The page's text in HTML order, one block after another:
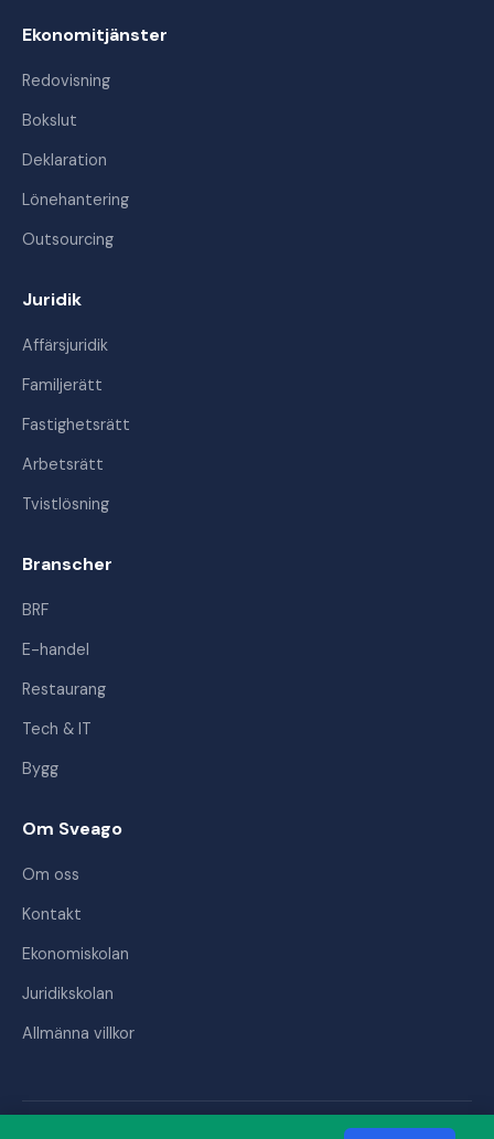
Ekonomitjänster
Redovisning
Bokslut
Deklaration
Lönehantering
Outsourcing
Juridik
Affärsjuridik
Familjerätt
Fastighetsrätt
Arbetsrätt
Tvistlösning
Branscher
BRF
E-handel
Restaurang
Tech & IT
Bygg
Om Sveago
Om oss
Kontakt
Ekonomiskolan
Juridikskolan
Allmänna villkor